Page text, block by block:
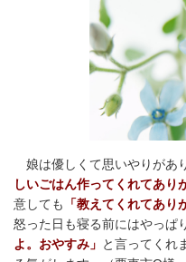
娘は優しくて思いやりがあ
しいごはん作ってくれてあり
意しても
「教えてくれてあり
怒った日も寝る前にはやっぱ
よ。おやすみ」 と言ってくれ